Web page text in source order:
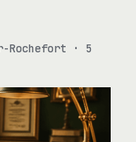
Rochefort ·
5